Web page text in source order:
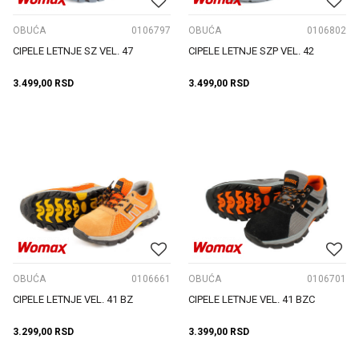
OBUĆA 0106797
CIPELE LETNJE SZ VEL. 47
3.499,00 RSD
OBUĆA 0106802
CIPELE LETNJE SZP VEL. 42
3.499,00 RSD
OBUĆA 0106661
CIPELE LETNJE VEL. 41 BZ
3.299,00 RSD
OBUĆA 0106701
CIPELE LETNJE VEL. 41 BZC
3.399,00 RSD